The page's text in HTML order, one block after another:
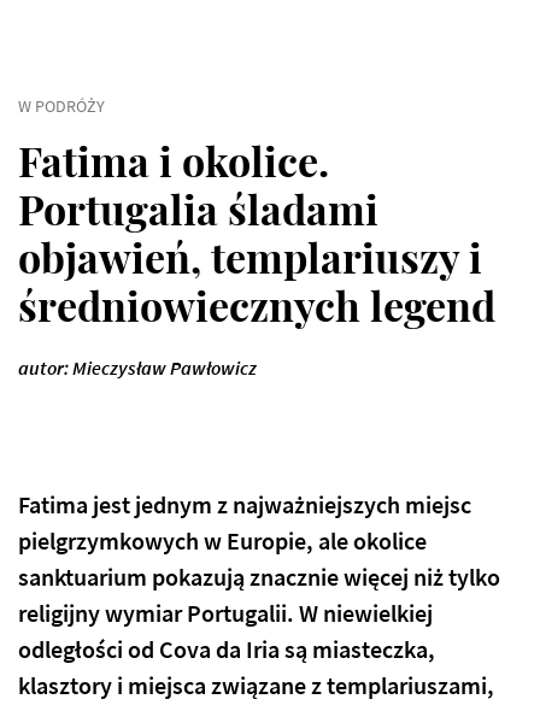
W PODRÓŻY
Fatima i okolice.
Portugalia śladami
objawień, templariuszy i
średniowiecznych legend
autor: Mieczysław Pawłowicz
Fatima jest jednym z najważniejszych miejsc
pielgrzymkowych w Europie, ale okolice
sanktuarium pokazują znacznie więcej niż tylko
religijny wymiar Portugalii. W niewielkiej
odległości od Cova da Iria są miasteczka,
klasztory i miejsca związane z templariuszami,